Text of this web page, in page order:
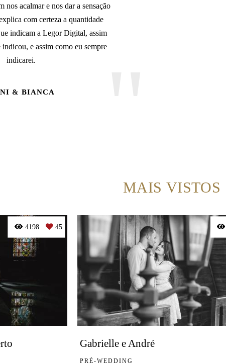
nos acalmar e nos dar a sensação
com certeza a quantidade
indicam a Legor Digital, assim
e assim como eu sempre
indicarei.
& BIANCA
MAIS VISTOS
4198 45
Gabrielle e André
PRÉ-WEDDING